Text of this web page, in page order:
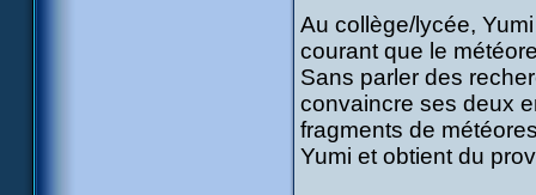
Au collège/lycée,
courant que le
Sans parler des
convaincre ses deux
fragments de
Yumi et obtient du